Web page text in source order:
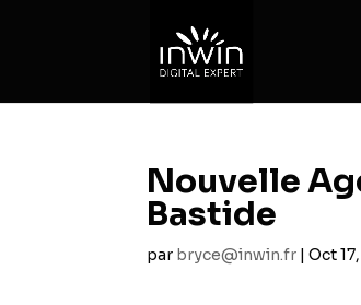
Nouvelle
Bastide
par bryce@inwin.fr |Oct